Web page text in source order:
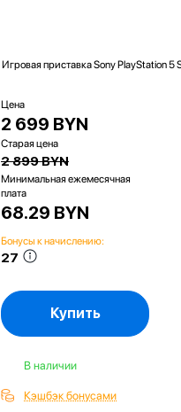
Игровая приставка Sony PlayStation
Цена
2 699 BYN
Старая цена
2 899 BYN
Минимальная ежемесячная
плата
68.29 BYN
Бонусы к начислению:
27
Купить
В наличии
Кэшбэк бонусами